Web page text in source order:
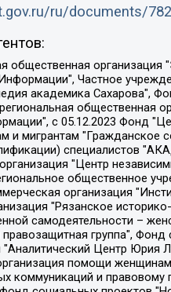
ru/documents/
имени Андрея Рылькова, Автономная Некоммерческая Организация "Аналитический Центр Юрия Левады", Автономная некоммерческая организация социальной поддержки населения "Проект Апрель", Региональная общественная организация помощи женщинам и детям, находящимся в кризисной ситуации "Информационно-методический центр "Анна", Фонд содействия развитию массовых коммуникаций и правовому просвещению "Так-так-Так", Фонд содействия устойчивому развитию "Серебряная тайга", Свердловский региональный общественный фонд социальных проектов "Новое время", "Idel.Реалии", Кавказ.Реалии, Крым.Реалии, Телеканал Настоящее Время, Татаро-башкирская служба Радио Свобода (Azatliq Radiosi), Радио Свободная Европа/Радио Свобода (PCE/PC), "Сибирь.Реалии", "Фактограф", Благотворительный фонд помощи осужденным и их семьям, Автономная некоммерческая организация "Институт глобализации и социальных движений", Фонд "В защиту прав заключенных", Частное учреждение "Центр поддержки и содействия развитию средств массовой информации", Пензенский региональный общественный благотворительный фонд "Гражданский союз", "Север.Реалии", Некоммерческая организация Фонд "Правовая инициатива", Общество с ограниченной ответственностью "Радио Свободная Европа/Радио Свобода", Чешское информационное агентство "MEDIUM-ORIENT", Красноярская региональная общественная организация "Мы против СПИДа", Камалягин Денис Николаевич, Маркелов Сергей Евгеньевич, Пономарев Лев Александрович, Савицкая Людмила Алексеевна, Автономная некоммерческая организация "Центр по работе с проблемой насилия "НАСИЛИЮ.НЕТ", Межрегиональный профессиональный союз работников здравоохранения "Альянс врачей", Юридическое лицо, зарегистрированное в